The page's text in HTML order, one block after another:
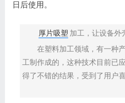
日后使用。
厚片吸塑 加工，让设备外
在塑料加工领域，有一种
工制作成的，这种技术目前已
得了不错的结果，受到了用户喜